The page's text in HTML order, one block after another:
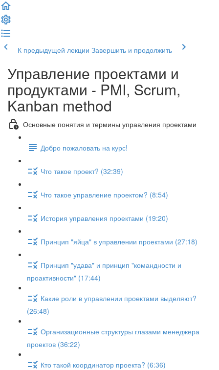
К предыдущей лекции Завершить и продолжить
Управление проектами и
продуктами - PMI, Scrum,
Kanban method
Основные понятия и термины управления проектами
Добро пожаловать на курс!
Что такое проект? (32:39)
Что такое управление проектом? (8:54)
История управления проектами (19:20)
Принцип "яйца" в управлении проектами (27:18)
Принцип "удава" и принцип "командности и
проактивности" (17:44)
Какие роли в управлении проектами выделяют?
(26:48)
Организационные структуры глазами менеджера
проектов (36:22)
Кто такой координатор проекта? (6:36)